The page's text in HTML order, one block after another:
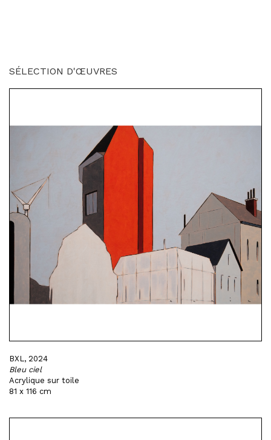
SÉLECTION D'ŒUVRES
BXL, 2024
Bleu ciel
Acrylique sur toile
81 x 116 cm